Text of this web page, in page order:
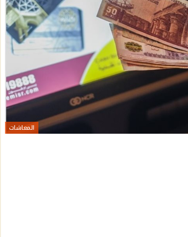
المعاشات